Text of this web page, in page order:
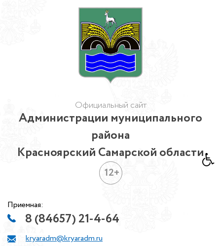
Официальный сайт
Администрации муниципального
района
Красноярский Самарской области
12+
Приемная:
8 (84657) 21-4-64
kryaradm@kryaradm.ru